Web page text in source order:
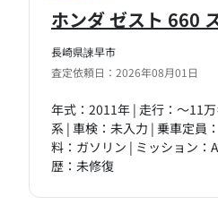
長崎県諫早市
査定依頼日：2026年08月01日
ホンダ ゼスト 660
年式：2011年 | 走行：～11
系 | 車検：未入力 | 乗車定員
料：ガソリン | ミッション：
歴：未修復